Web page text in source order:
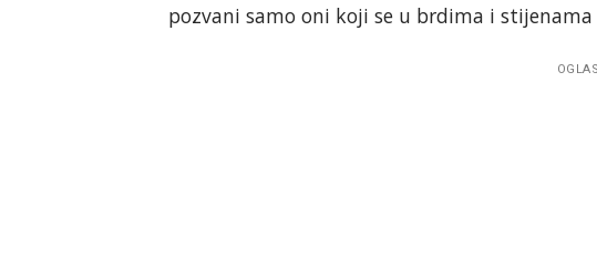
pozvani samo oni koji se u brdima i stijenama
OGLAS